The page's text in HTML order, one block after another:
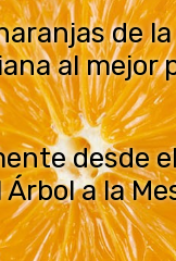
ofertas
vosotros.
desde
Árbol a la